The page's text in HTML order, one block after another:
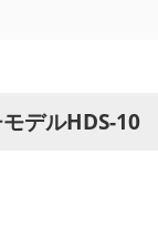
モデルHDS-